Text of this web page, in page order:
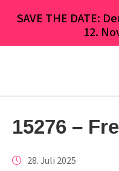
SAVE THE DATE:
12.
15276 –
28. Juli 2025